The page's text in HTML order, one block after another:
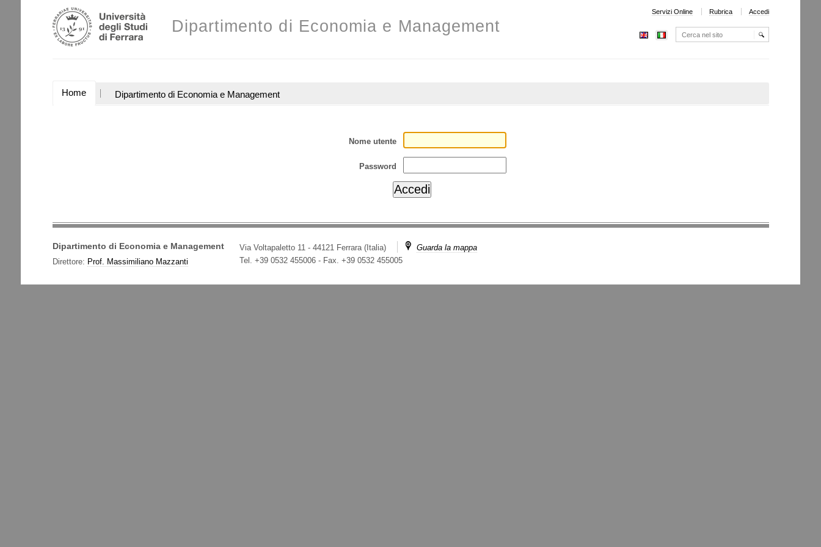
Salta
ai
contenuti.
Strumenti
personali
Dipartimento di Economia e Management
Servizi Online Rubrica Accedi
Cerca nel sito
SEZIONI
Home Dipartimento di Economia e Management
Nome utente
Password
Dipartimento di Economia e Management
Direttore: Prof. Massimiliano Mazzanti
Via Voltapaletto 11 - 44121 Ferrara (Italia)
Guarda la mappa
Tel. +39 0532 455006- Fax. +39 0532 455005